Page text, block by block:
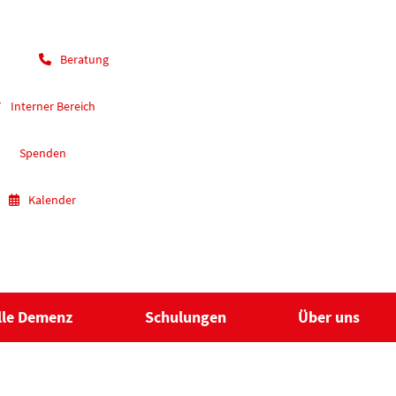
Beratung
Interner Bereich
Spenden
Kalender
Demenz Schulungen Über uns